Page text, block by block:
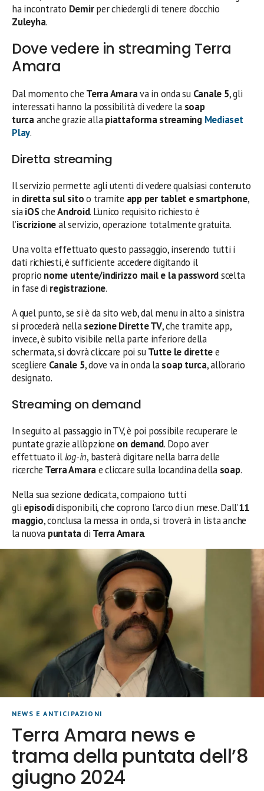
ha incontrato Demirper chiedergli di tenere d’occhio
Zuleyha.
Dove vedere in streaming Terra
Amara
Dal momento che Terra Amarava in onda su Canale 5, gli
interessati hanno la possibilità di vedere la soap
turcaanche grazie allapiattaforma streaming Mediaset
Play.
Diretta streaming
Il servizio permette agli utenti di vedere qualsiasi contenuto
in diretta sul sitoo tramite app per tablet e smartphone,
siaiOScheAndroid. L’unico requisito richiesto è
l’iscrizioneal servizio, operazione totalmente gratuita.
Una volta effettuato questo passaggio, inserendo tutti i
dati richiesti, è sufficiente accedere digitando il
proprio nome utente/indirizzo mail e la passwordscelta
in fase di registrazione.
A quel punto, se si è da sito web, dal menu in alto a sinistra
si procederà nellasezione Dirette TV, che tramite app,
invece, è subito visibile nella parte inferiore della
schermata, si dovrà cliccare poi suTutte le direttee
scegliere Canale 5, dove va in onda lasoap turca, all’orario
designato.
Streaming on demand
In seguito al passaggio in TV, è poi possibile recuperare le
puntate grazie all’opzione on demand. Dopo aver
effettuato illog-in, basterà digitare nella barra delle
ricerche Terra Amarae cliccare sulla locandina della soap.
Nella sua sezione dedicata, compaiono tutti
gli episodidisponibili, che coprono l’arco di un mese. Dall’11
maggio, conclusa la messa in onda, si troverà in lista anche
la nuova puntatadi Terra Amara.
NEWS E ANTICIPAZIONI
Terra Amara news e
trama della puntata dell’8
giugno 2024